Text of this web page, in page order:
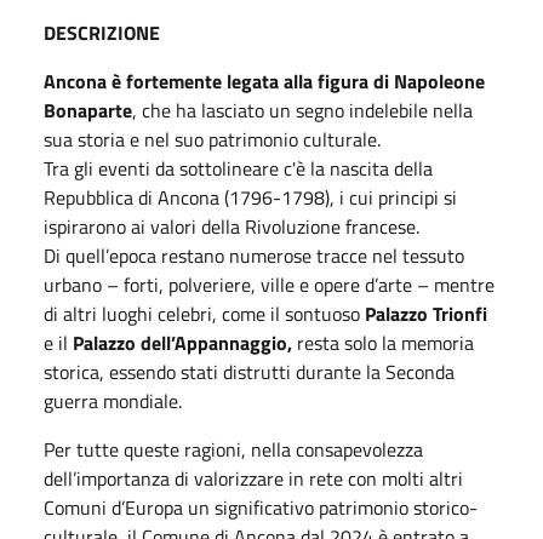
DESCRIZIONE
Ancona è fortemente legata alla figura di Napoleone
Bonaparte, che ha lasciato un segno indelebile nella
sua storia e nel suo patrimonio culturale.
Tra gli eventi da sottolineare c'è la nascita della
Repubblica di Ancona (1796-1798), i cui principi si
ispirarono ai valori della Rivoluzione francese.
Di quell’epoca restano numerose tracce nel tessuto
urbano – forti, polveriere, ville e opere d’arte – mentre
di altri luoghi celebri, come il sontuoso Palazzo Trionfi
e il Palazzo dell’Appannaggio, resta solo la memoria
storica, essendo stati distrutti durante la Seconda
guerra mondiale.
Per tutte queste ragioni, nella consapevolezza
dell’importanza di valorizzare in rete con molti altri
Comuni d’Europa un significativo patrimonio storico-